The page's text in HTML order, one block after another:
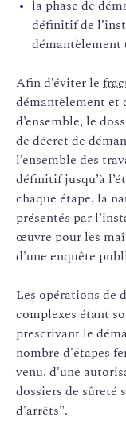
la phase de
définitif de
démantèlement
Afin d’éviter le
démantèlement et
d’ensemble, le
de décret de
l’ensemble des
définitif jusqu’à
chaque étape, la
présentés par
œuvre pour les
d'une enquête
Les opérations de
complexes étant
prescrivant le
nombre d'étapes
venu, d'une
dossiers de sûreté
d'arrêts".